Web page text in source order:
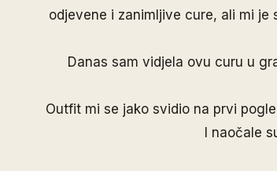
odjevene i zanimljive cure, ali mi je
Danas sam vidjela ovu curu u
Outfit mi se jako svidio na prvi
I naočale